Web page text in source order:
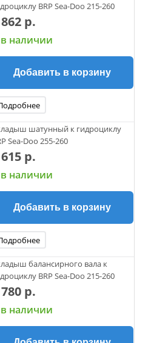
BRP Sea-Doo 215-260
р.
в наличии
Добавить в корзину
шатунный к гидроциклу
Sea-Doo 255-260
р.
в наличии
Добавить в корзину
балансирного вала к
BRP Sea-Doo 215-260
р.
в наличии